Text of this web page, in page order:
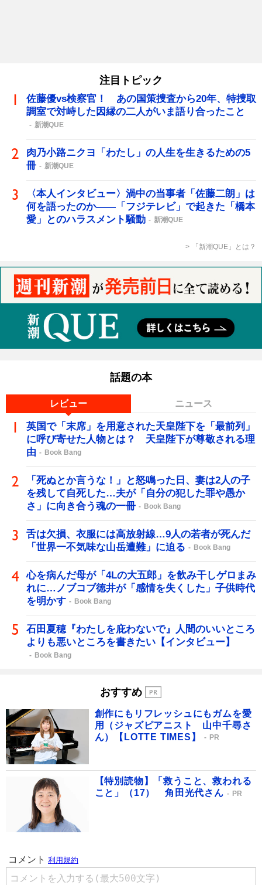
注目トピック
佐藤優vs検察官！ あの国策捜査から20年、特捜取
調室で対峙した因縁の二人がいま語り合ったこと
新潮QUE
肉乃小路ニクヨ「わたし」の人生を生きるための5
冊
新潮QUE
〈本人インタビュー〉渦中の当事者「佐藤二朗」は
何を語ったのか――「フジテレビ」で起きた「橋本
愛」とのハラスメント騒動
新潮QUE
「新潮QUE」とは？
話題の本
レビュー ニュース
英国で「末席」を用意された天皇陛下を「最前列」
に呼び寄せた人物とは？ 天皇陛下が尊敬される理
由
Book Bang
「死ぬとか言うな！」と怒鳴った日、妻は2人の子
を残して自死した…夫が「自分の犯した罪や愚か
さ」に向き合う魂の一冊
Book Bang
舌は欠損、衣服には高放射線…9人の若者が死んだ
「世界一不気味な山岳遭難」に迫る
Book Bang
心を病んだ母が「4Lの大五郎」を飲み干しゲロまみ
れに…ノブコブ徳井が「感情を失くした」子供時代
を明かす
Book Bang
石田夏穂『わたしを庇わないで』人間のいいところ
よりも悪いところを書きたい【インタビュー】
Book Bang
おすすめ
創作にもリフレッシュにもガムを愛
用（ジャズピアニスト 山中千尋さ
ん）【LOTTE TIMES】
PR
【特別読物】「救うこと、救われる
こと」（17） 角田光代さん
PR